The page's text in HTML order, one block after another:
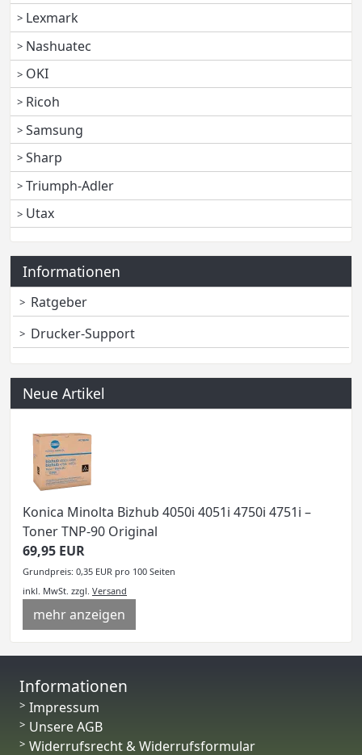
Lexmark
Nashuatec
OKI
Ricoh
Samsung
Sharp
Triumph-Adler
Utax
Informationen
Ratgeber
Drucker-Support
Neue Artikel
Konica Minolta Bizhub 4050i 4051i 4750i 4751i –
Toner TNP-90 Original
69,95 EUR
Grundpreis: 0,35 EUR pro 100 Seiten
inkl. MwSt. zzgl. Versand
mehr anzeigen
Informationen
Impressum
Unsere AGB
Widerrufsrecht & Widerrufsformular